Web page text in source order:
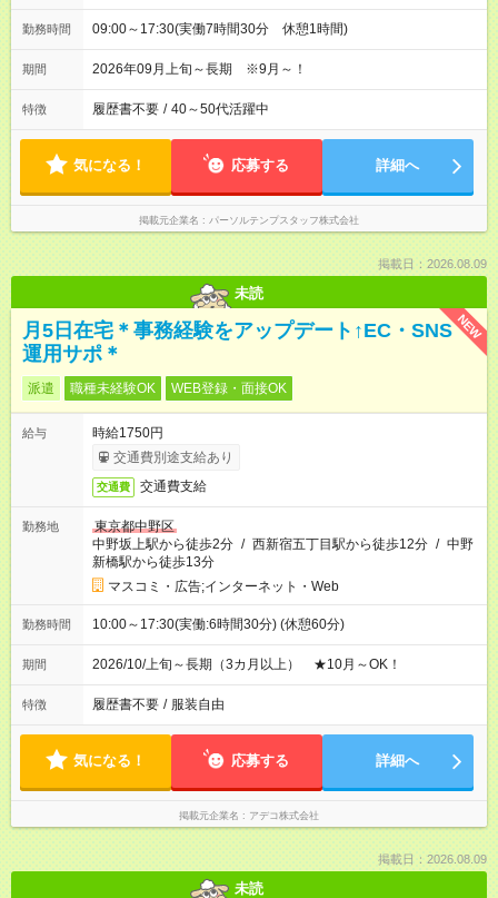
勤務時間 09:00～17:30(実働7時間30分 休憩1時間)
期間 2026年09月上旬～長期 ※9月～！
特徴 履歴書不要 / 40～50代活躍中
気になる！ 応募する 詳細へ
掲載元企業名 パーソルテンプスタッフ株式会社
掲載日：2026.08.09
未読
NEW
月5日在宅＊事務経験をアップデート↑EC・SNS
運用サポ＊
派遣 職種未経験OK WEB登録・面接OK
給与
時給1750円
交通費別途支給あり
交通費 交通費支給
勤務地
東京都中野区
中野坂上駅から徒歩2分 / 西新宿五丁目駅から徒歩12分 / 中野
新橋駅から徒歩13分
マスコミ・広告;インターネット・Web
勤務時間 10:00～17:30(実働:6時間30分) (休憩60分)
期間 2026/10/上旬～長期（3カ月以上） ★10月～OK！
特徴 履歴書不要 / 服装自由
気になる！ 応募する 詳細へ
掲載元企業名 アデコ株式会社
掲載日：2026.08.09
未読